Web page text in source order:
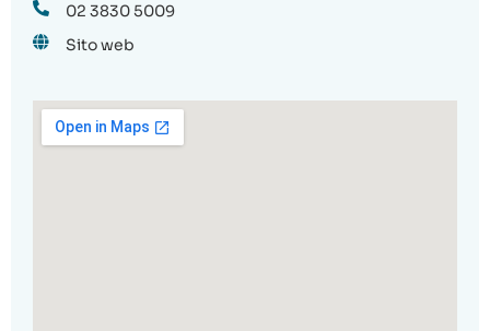
02 3830 5009
Sito web